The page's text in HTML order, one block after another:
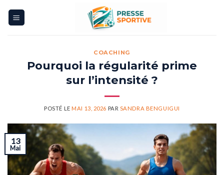
COACHING
Pourquoi la régularité prime
sur l’intensité ?
POSTÉ LEMAI 13, 2026 PAR SANDRA BENGUIGUI
13
Mai